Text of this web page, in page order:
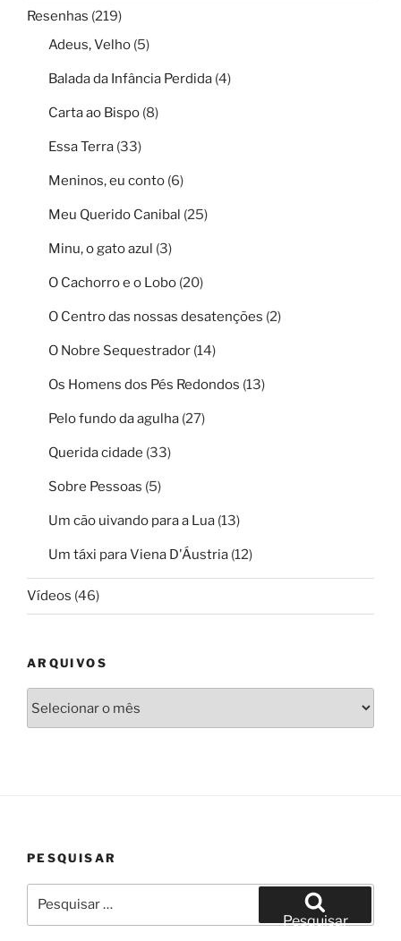
Resenhas (219)
Adeus, Velho (5)
Balada da Infância Perdida (4)
Carta ao Bispo (8)
Essa Terra (33)
Meninos, eu conto (6)
Meu Querido Canibal (25)
Minu, o gato azul (3)
O Cachorro e o Lobo (20)
O Centro das nossas desatenções (2)
O Nobre Sequestrador (14)
Os Homens dos Pés Redondos (13)
Pelo fundo da agulha (27)
Querida cidade (33)
Sobre Pessoas (5)
Um cão uivando para a Lua (13)
Um táxi para Viena D'Áustria (12)
Vídeos (46)
ARQUIVOS
PESQUISAR
por:
Pesquisar